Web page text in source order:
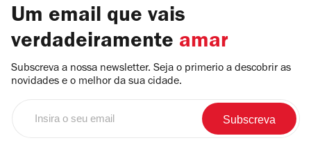
Um email que vais
verdadeiramente amar
Subscreva a nossa newsletter. Seja o primerio a descobrir as
novidades e o melhor da sua cidade.